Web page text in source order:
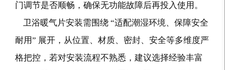
门调节是否顺畅，确保无功能故障后再投入使用。
卫浴暖气片安装需围绕 “适配潮湿环境、保障安全
耐用” 展开，从位置、材质、密封、安全等多维度严
格把控，若对安装流程不熟悉，建议选择经验丰富